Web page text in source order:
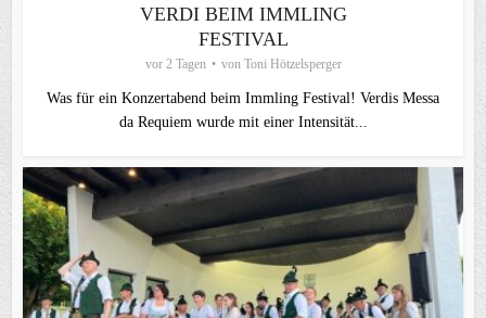
VERDI BEIM IMMLING
FESTIVAL
vor 2 Tagen von Toni Hötzelsperger
Was für ein Konzertabend beim Immling Festival! Verdis Messa
da Requiem wurde mit einer Intensität...